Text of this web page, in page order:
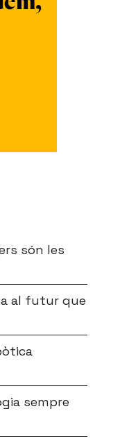
són les
al futur que
sempre